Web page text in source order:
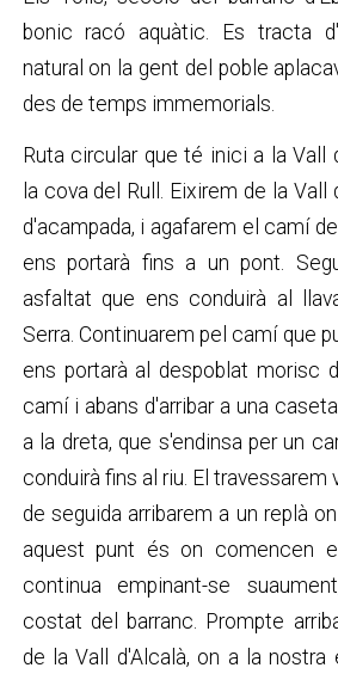
bonic racó aquàtic. Es tracta
natural on la gent del poble
des de temps immemorials.
Ruta circular que té inici a la Vall
la cova del Rull. Eixirem de la Vall
d'acampada, i agafarem el camí
ens portarà fins a un pont.
asfaltat que ens conduirà al
Serra. Continuarem pel camí que
ens portarà al despoblat morisc
camí i abans d'arribar a una
a la dreta, que s'endinsa per un
conduirà fins al riu. El travessarem
de seguida arribarem a un replà
aquest punt és on comencen
continua empinant-se
costat del barranc. Prompte
de la Vall d'Alcalà, on a la nostra